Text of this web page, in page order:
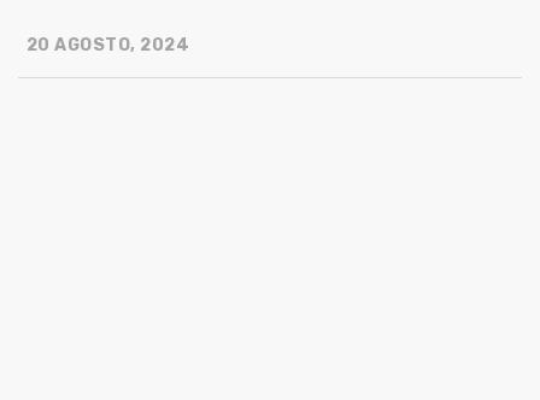
20 AGOSTO, 2024